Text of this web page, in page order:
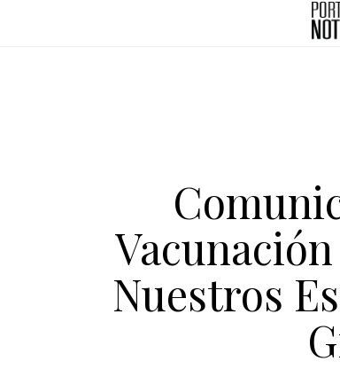
Nuestros